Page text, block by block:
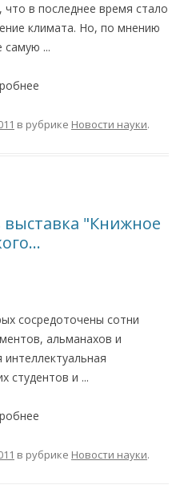
что в последнее время стало
климата. Но, по мнению
самую ...
в рубрике Новости науки.
"Книжное
сосредоточены сотни
альманахов и
студентов и ...
в рубрике Новости науки.